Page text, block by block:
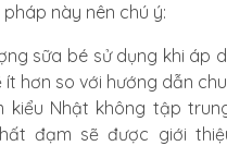
này nên chú ý:
sữa bé sử dụng khi áp
ít hơn so với hướng dẫn
kiểu Nhật không tập
đạm sẽ được giới